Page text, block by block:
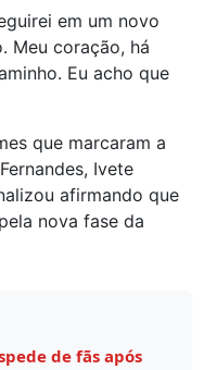
em um novo
Meu coração, há
Eu acho que
que marcaram a
Ivete
afirmando que
nova fase da
de fãs após